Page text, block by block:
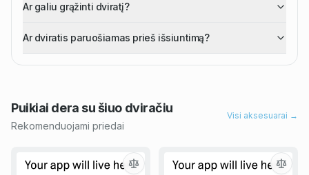
Ar galiu grąžinti dviratį?
Ar dviratis paruošiamas prieš išsiuntimą?
Puikiai dera su šiuo dviračiu
Rekomenduojami priedai
Visi aksesuarai →